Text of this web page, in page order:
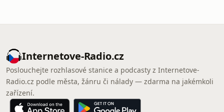
Internetove-Radio.cz
Poslouchejte rozhlasové stanice a podcasty z Internetove-
Radio.cz podle města, žánru či nálady — zdarma na jakémkoli
zařízení.